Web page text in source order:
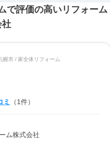
で評価の高いリフォーム
社
幌市 / 家全体リフォーム
ミ （1件）